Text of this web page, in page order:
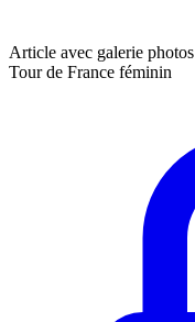
Article avec galerie photos
Tour de France féminin